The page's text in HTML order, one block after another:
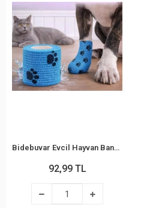
Bidebuvar Evcil Hayvan Bandajı - Pati Desenli - Esnek - Suya Dayanıklı - 7x4 cm
92,99 TL